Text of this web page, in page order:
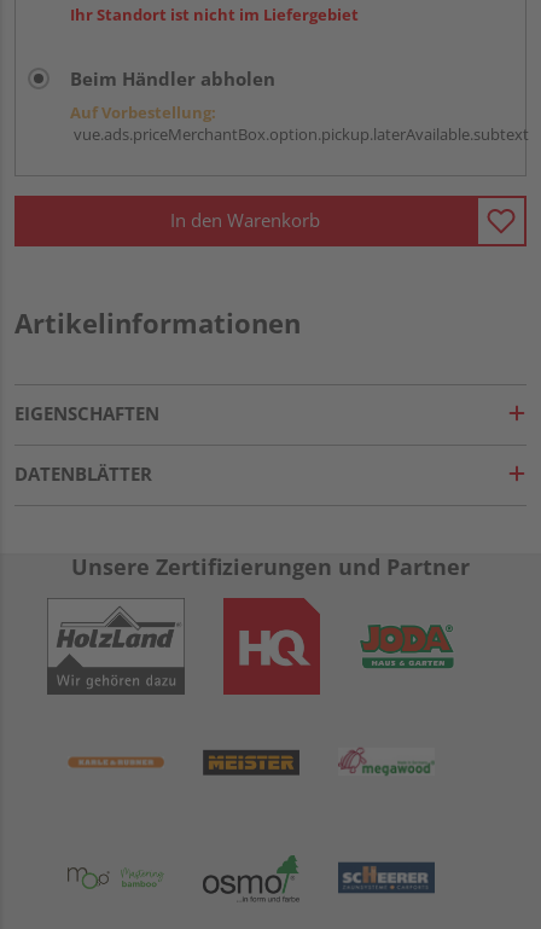
Ihr Standort ist nicht im Liefergebiet
Beim Händler abholen
Auf Vorbestellung:
vue.ads.priceMerchantBox.option.pickup.laterAvailable.subtext
In den Warenkorb
Artikelinformationen
EIGENSCHAFTEN
DATENBLÄTTER
Unsere Zertifizierungen und Partner